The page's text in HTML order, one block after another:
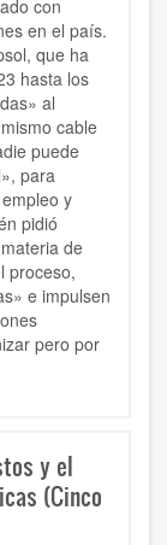
con
en el país.
que ha
hasta los
al
cable
puede
para
y
pidió
de
proceso,
e impulsen
pero por
y el
(Cinco